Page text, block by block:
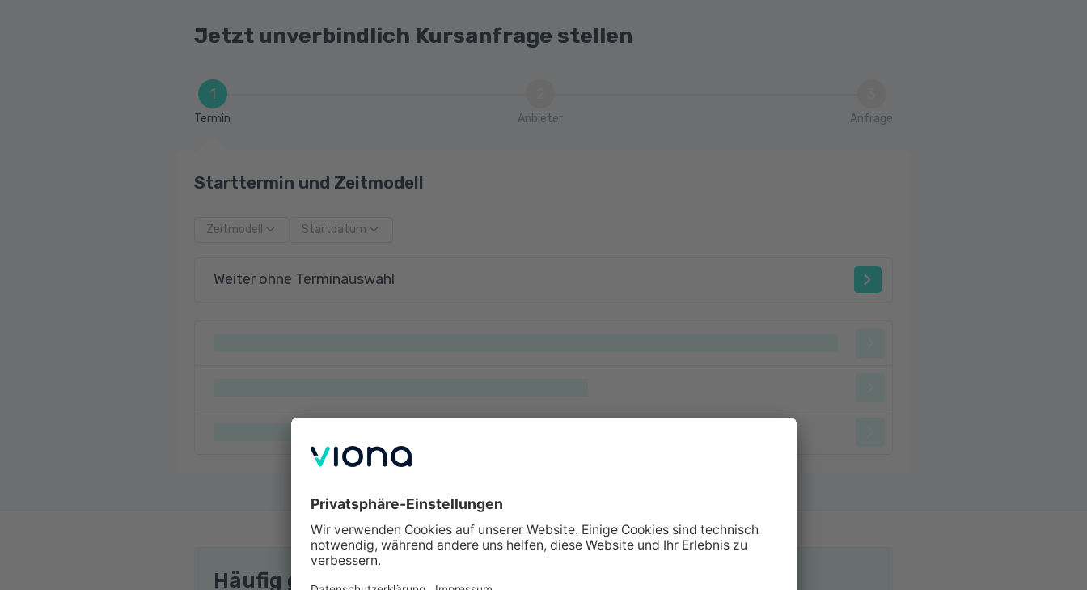
Jetzt unverbindlich Kursanfrage stellen
1
Termin Anbieter Anfrage
Starttermin und Zeitmodell
Zeitmodell Startdatum
Weiter ohne Terminauswahl
Häufig gestellte Fragen zu Weiterbildungen